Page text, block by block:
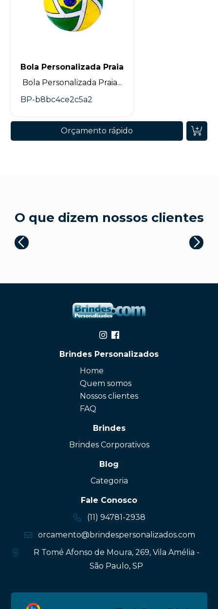
Bola Personalizada Praia
Bola Personalizada Praia...
BP-b8bc4ce2c5a2
Orçamento rápido
O que dizem nossos clientes
Brindes Personalizados
Home
Quem somos
Nossos clientes
FAQ
Brindes
Brindes Corporativos
Blog
Categoria
Fale Conosco
(11) 94781-2938
orcamento@brindespersonalizados.com
R Tomé Afonso de Moura, 269, Vila Amélia -
São Paulo, SP